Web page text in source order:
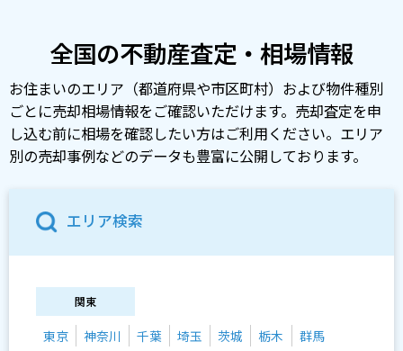
全国の不動産査定・相場情報
お住まいのエリア（都道府県や市区町村）および物件種別
ごとに売却相場情報をご確認いただけます。売却査定を申
し込む前に相場を確認したい方はご利用ください。エリア
別の売却事例などのデータも豊富に公開しております。
エリア検索
関東
東京 神奈川 千葉 埼玉 茨城 栃木 群馬